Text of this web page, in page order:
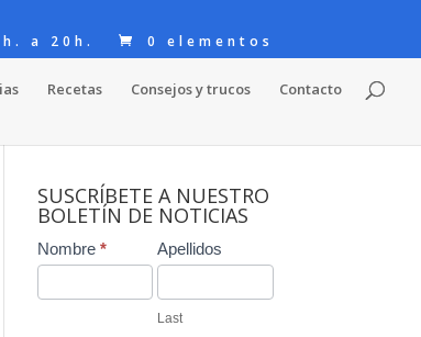
a 20h.
0 elementos
Recetas Consejos y trucos Contacto
SUSCRÍBETE A NUESTRO
BOLETÍN DE NOTICIAS
Contact
Us
Nombre * Apellidos
Last